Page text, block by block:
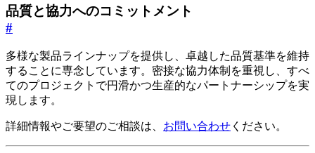
品質と協力へのコミットメント
#
多様な製品ラインナップを提供し、卓越した品質基準を維持
することに専念しています。密接な協力体制を重視し、すべ
てのプロジェクトで円滑かつ生産的なパートナーシップを実
現します。
詳細情報やご要望のご相談は、 お問い合わせ ください。